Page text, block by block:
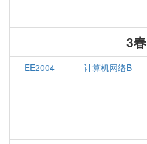
3春
EE2004 计算机网络B